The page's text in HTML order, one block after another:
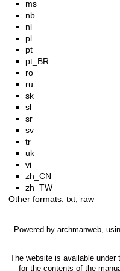
ms
nb
nl
pl
pt
pt_BR
ro
ru
sk
sl
sr
sv
tr
uk
vi
zh_CN
zh_TW
Other formats: txt raw
Powered by archmanweb,
The website is available under
for the contents of the